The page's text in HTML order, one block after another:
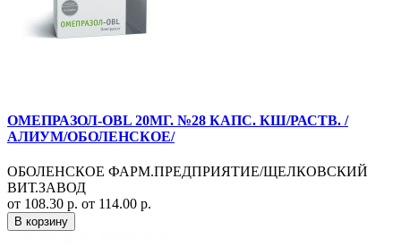
ОМЕПРАЗОЛ-OBL 20МГ. №28 КАПС. КШ/РАСТВ. /
АЛИУМ/ОБОЛЕНСКОЕ/
ОБОЛЕНСКОЕ ФАРМ.ПРЕДПРИЯТИЕ/ЩЕЛКОВСКИЙ
ВИТ.ЗАВОД
от 108.30 р. от 114.00 р.
В корзину